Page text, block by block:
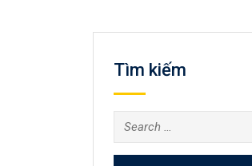
Tìm kiếm
Search
for: